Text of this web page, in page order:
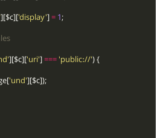
][$c]['display'] =1 ;
//remove empty files
][$c]['uri'] ==='public://' ) {
'und'
][$c]);